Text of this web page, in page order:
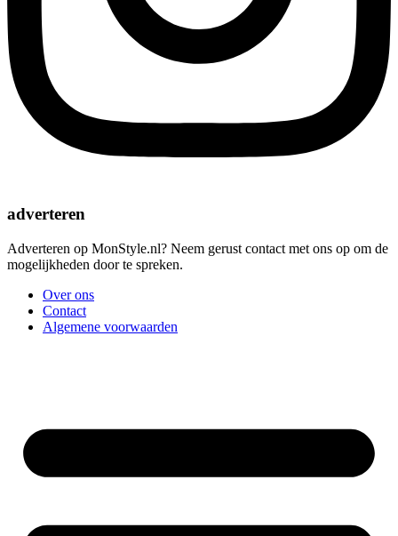
adverteren
Adverteren op MonStyle.nl? Neem gerust contact met ons op om de
mogelijkheden door te spreken.
Over ons
Contact
Algemene voorwaarden